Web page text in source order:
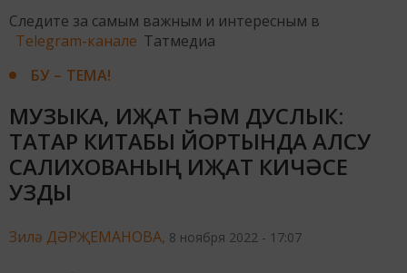
Следите за самым важным и интересным в
Telegram-канале Татмедиа
БУ – ТЕМА!
МУЗЫКА, ИҖАТ ҺӘМ ДУСЛЫК:
ТАТАР КИТАБЫ ЙОРТЫНДА АЛСУ
САЛИХОВАНЫҢ ИҖАТ КИЧӘСЕ
УЗДЫ
Зилә ДӘРҖЕМАНОВА, 8 ноября 2022 - 17:07